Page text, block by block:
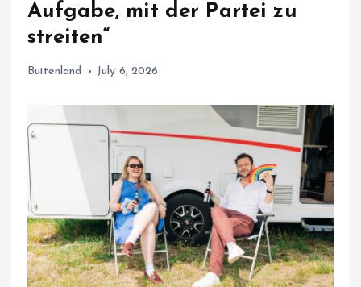
Aufgabe, mit der Partei zu
streiten“
Buitenland July 6, 2026